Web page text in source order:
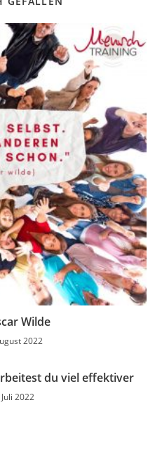
Wilde
2022
du viel effektiver
2022